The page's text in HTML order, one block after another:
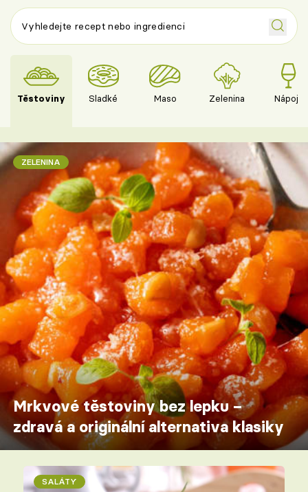
Těstoviny Sladké Maso Zelenina Nápoje
ZELENINA
Mrkvové těstoviny bez lepku –
zdravá a originální alternativa klasiky
SALÁTY